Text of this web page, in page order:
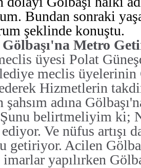
Bundan sonraki
şeklinde konuştu.
Metro
üyesi Polat
meclis üyelerinin
Hizmetlerin
şahsım adına
belirtmeliyim ki;
Ve nüfus artışı
getiriyor. Acilen
yapılırken